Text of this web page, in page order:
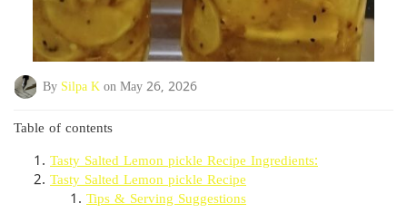
By Silpa K on May 26, 2026
Table of contents
Tasty Salted Lemon pickle Recipe Ingredients:
Tasty Salted Lemon pickle Recipe
Tips & Serving Suggestions